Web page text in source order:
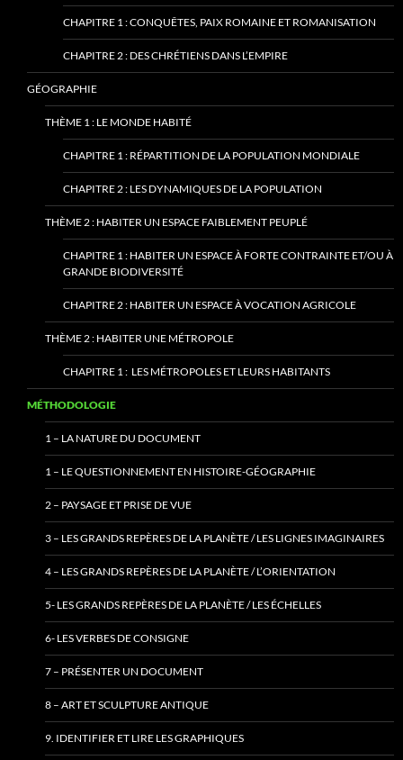
CHAPITRE 1 : CONQUÊTES, PAIX ROMAINE ET ROMANISATION
CHAPITRE 2 : DES CHRÉTIENS DANS L’EMPIRE
GÉOGRAPHIE
THÈME 1 : LE MONDE HABITÉ
CHAPITRE 1 : RÉPARTITION DE LA POPULATION MONDIALE
CHAPITRE 2 : LES DYNAMIQUES DE LA POPULATION
THÈME 2 : HABITER UN ESPACE FAIBLEMENT PEUPLÉ
CHAPITRE 1 : HABITER UN ESPACE À FORTE CONTRAINTE ET/OU À
GRANDE BIODIVERSITÉ
CHAPITRE 2 : HABITER UN ESPACE À VOCATION AGRICOLE
THÈME 2 : HABITER UNE MÉTROPOLE
CHAPITRE 1 : LES MÉTROPOLES ET LEURS HABITANTS
MÉTHODOLOGIE
1 – LA NATURE DU DOCUMENT
1 – LE QUESTIONNEMENT EN HISTOIRE-GÉOGRAPHIE
2 – PAYSAGE ET PRISE DE VUE
3 – LES GRANDS REPÈRES DE LA PLANÈTE / LES LIGNES IMAGINAIRES
4 – LES GRANDS REPÈRES DE LA PLANÈTE / L’ORIENTATION
5- LES GRANDS REPÈRES DE LA PLANÈTE / LES ÉCHELLES
6- LES VERBES DE CONSIGNE
7 – PRÉSENTER UN DOCUMENT
8 – ART ET SCULPTURE ANTIQUE
9. IDENTIFIER ET LIRE LES GRAPHIQUES